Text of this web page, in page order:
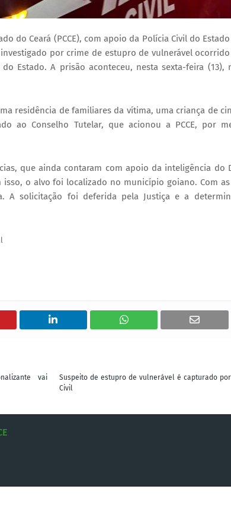
do Ceará (PCCE), com apoio da Polícia Civil do Estado
por crime de estupro de vulnerável
Estado. A prisão aconteceu, nesta sexta-feira (13),
residência de familiares da vítima, uma criança de
ao Conselho Tutelar, que acionou a PCCE, por
que ainda contaram com apoio da inteligência do
isso, o alvo foi localizado no município goiano. Com
A solicitação foi deferida pela Justiça e a
Suspeito de estupro de vulnerável é capturado
Civil
vai